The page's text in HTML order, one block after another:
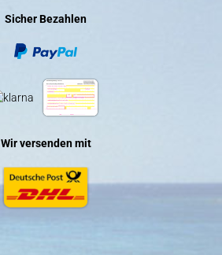
Sicher Bezahlen
Wir versenden mit